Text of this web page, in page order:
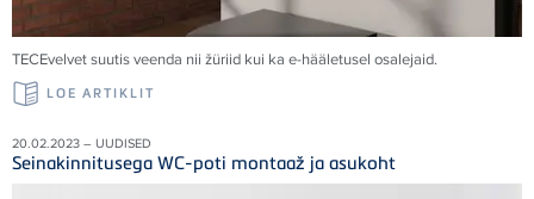
TECEvelvet suutis veenda nii žüriid kui ka e-hääletusel osalejaid.
LOE ARTIKLIT
20.02.2023 – UUDISED
Seinakinnitusega WC-poti montaaž ja asukoht